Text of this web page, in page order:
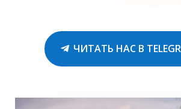
ЧИТАТЬ НАС В